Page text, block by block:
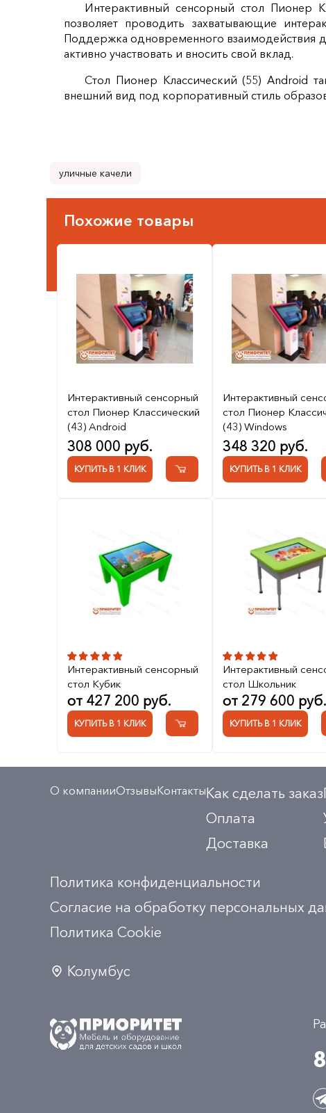
Интерактивный сенсорный стол Пионер
позволяет проводить захватывающие
Поддержка одновременного взаимодействия
активно участвовать и вносить свой вклад.
Стол Пионер Классический (55) Android
внешний вид под корпоративный стиль
уличные качели
Похожие товары
Интерактивный сенсорный
стол Пионер Классический
(43) Android
308 000 руб.
КУПИТЬ В 1 КЛИК
Интерактивный
стол Пионер
(43) Windows
348 320 руб.
КУПИТЬ В 1 КЛИК
Интерактивный сенсорный
стол Кубик
от 427 200 руб.
КУПИТЬ В 1 КЛИК
Интерактивный
стол Школьник
от 279 600 руб.
КУПИТЬ В 1 КЛИК
О компанииОтзывыКонтактыКак сделать заказ
Оплата
Доставка
Политика конфиденциальности
Согласие на обработку персональных
Политика Сookie
Колумбус